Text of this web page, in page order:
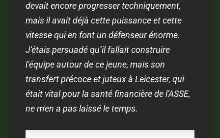
devait encore progresser techniquement,
mais il avait déjà cette puissance et cette
vitesse qui en font un défenseur énorme.
J'étais persuadé qu’il fallait construire
l’équipe autour de ce jeune, mais son
transfert précoce et juteux à Leicester, qui
était vital pour la santé financière de l'ASSE,
ne m'en a pas laissé le temps.